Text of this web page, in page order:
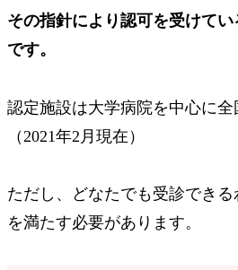
その指針により認可を受けて
です。
認定施設は大学病院を中心に全
（2021年2月現在）
ただし、どなたでも受診でき
を満たす必要があります。